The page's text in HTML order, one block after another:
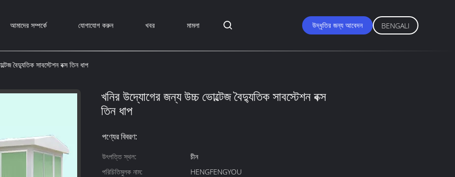
আমাদের সম্পর্কে যোগাযোগ করুন খবর মামলা উদ্ধৃতির জন্য আবেদন BENGALI
বৈদ্যুতিক সাবস্টেশন বক্স তিন ধাপ
খনির উদ্যোগের জন্য উচ্চ ভোল্টেজ বৈদ্যুতিক সাবস্টেশন বক্স
তিন ধাপ
পণ্যের বিবরণ:
উৎপত্তি স্থল:
চীন
পরিচিতিমুলক নাম:
HENGFENGYOU